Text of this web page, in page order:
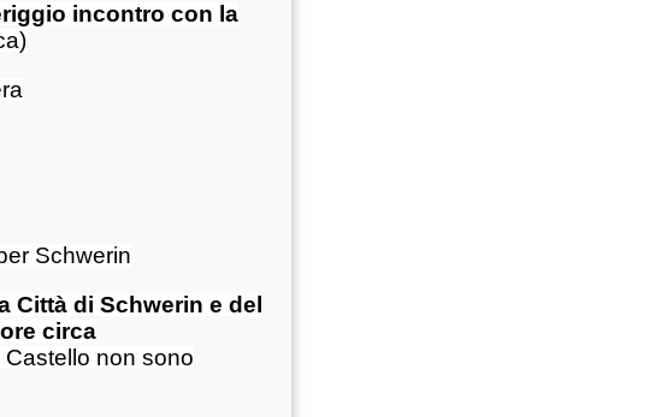
incontro con la
Schwerin
Città di Schwerin e del
circa
Castello non sono